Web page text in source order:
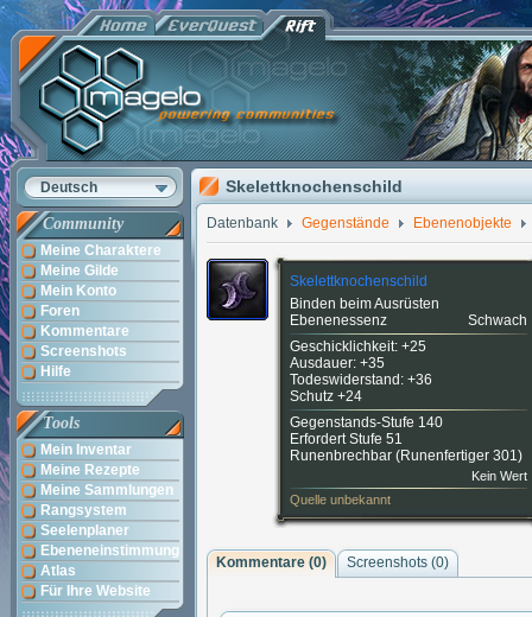
Deutsch
Community
Meine Charaktere
Meine Gilde
Mein Konto
Foren
Kommentare
Screenshots
Hilfe
Tools
Mein Inventar
Meine Rezepte
Meine Sammlungen
Rangsystem
Seelenplaner
Ebeneneinstimmung
Atlas
Für Ihre Website
Skelettknochenschild
Datenbank Gegenstände Ebenenobjekte
Skelettknochenschild
Binden beim Ausrüsten
Ebenenessenz
Schwach
Geschicklichkeit: +25
Ausdauer: +35
Todeswiderstand: +36
Schutz +24
Gegenstands-Stufe 140
Erfordert Stufe 51
Runenbrechbar (Runenfertiger 301)
Kein Wert
Quelle unbekannt
Kommentare (0) Screenshots (0)